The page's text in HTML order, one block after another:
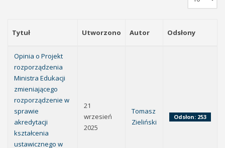
Tytuł Utworzono Autor Odsłony
Opinia o Projekt
rozporządzenia
Ministra Edukacji
zmieniającego
rozporządzenie w
sprawie
akredytacji
kształcenia
ustawicznego w
21
wrzesień
2025
Tomasz
Zieliński
Odsłon: 253